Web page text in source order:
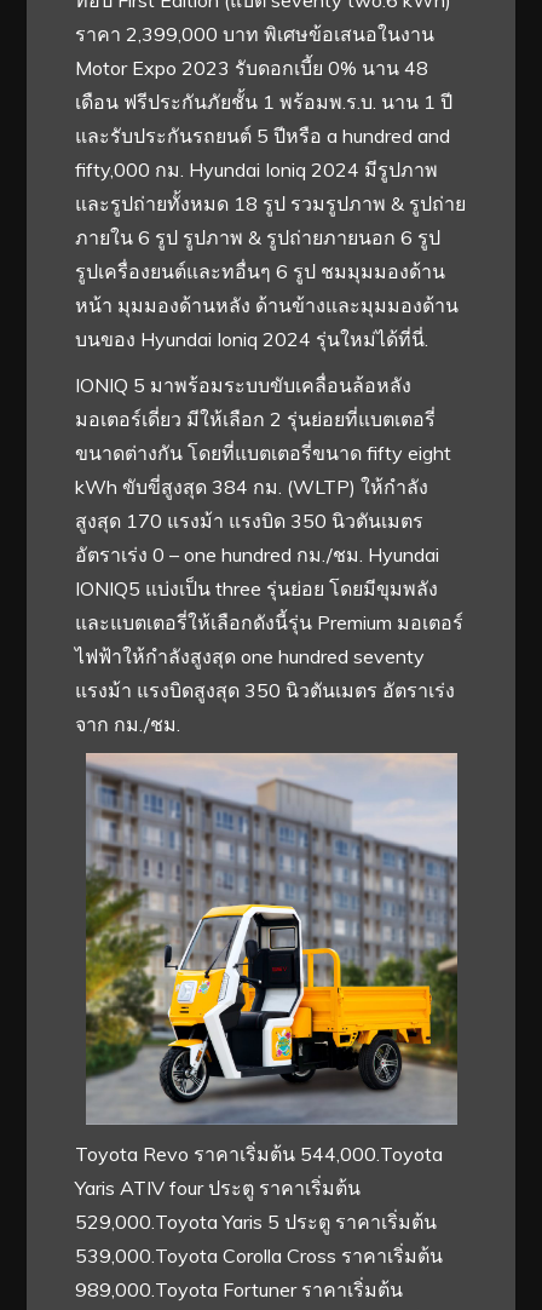
ราคา 2,399,000 บาท พิเศษข้อเสนอในงาน
Motor Expo 2023 รับดอกเบี้ย 0% นาน 48
เดือน ฟรีประกันภัยชั้น 1 พร้อมพ.ร.บ. นาน 1 ปี
และรับประกันรถยนต์ 5 ปีหรือ a hundred and
fifty,000 กม. Hyundai Ioniq 2024 มีรูปภาพ
และรูปถ่ายทั้งหมด 18 รูป รวมรูปภาพ & รูปถ่าย
ภายใน 6 รูป รูปภาพ & รูปถ่ายภายนอก 6 รูป
รูปเครื่องยนต์และทอื่นๆ 6 รูป ชมมุมมองด้าน
หน้า มุมมองด้านหลัง ด้านข้างและมุมมองด้าน
บนของ Hyundai Ioniq 2024 รุ่นใหม่ได้ที่นี่.
IONIQ 5 มาพร้อมระบบขับเคลื่อนล้อหลัง
มอเตอร์เดี่ยว มีให้เลือก 2 รุ่นย่อยที่แบตเตอรี่
ขนาดต่างกัน โดยที่แบตเตอรี่ขนาด fifty eight
kWh ขับขี่สูงสุด 384 กม. (WLTP) ให้กำลัง
สูงสุด 170 แรงม้า แรงบิด 350 นิวตันเมตร
อัตราเร่ง 0 – one hundred กม./ชม. Hyundai
IONIQ5 แบ่งเป็น three รุ่นย่อย โดยมีขุมพลัง
และแบตเตอรี่ให้เลือกดังนี้รุ่น Premium มอเตอร์
ไฟฟ้าให้กำลังสูงสุด one hundred seventy
แรงม้า แรงบิดสูงสุด 350 นิวตันเมตร อัตราเร่ง
จาก กม./ชม.
Toyota Revo ราคาเริ่มต้น 544,000.Toyota
Yaris ATIV four ประตู ราคาเริ่มต้น
529,000.Toyota Yaris 5 ประตู ราคาเริ่มต้น
539,000.Toyota Corolla Cross ราคาเริ่มต้น
989,000.Toyota Fortuner ราคาเริ่มต้น